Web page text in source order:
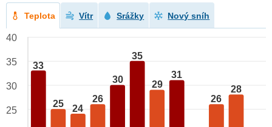
Teplota Vítr Srážky Nový sníh
33
25 24
26
30
35
29
31
26
28
40
35
30
25